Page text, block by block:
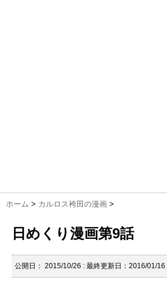
ホーム > カルロス袴田の漫画 >
日めくり漫画第9話
公開日： 2015/10/26 : 最終更新日：2016/01/16